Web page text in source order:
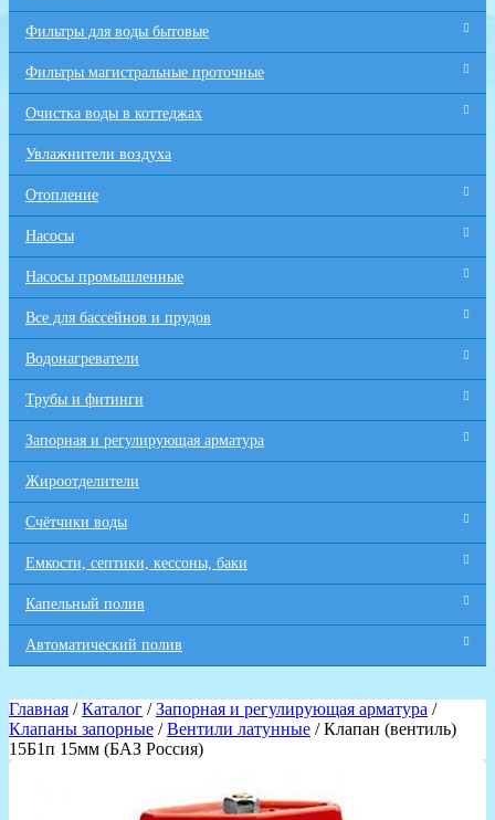
Фильтры для воды бытовые
Фильтры магистральные проточные
Очистка воды в коттеджах
Увлажнители воздуха
Отопление
Насосы
Насосы промышленные
Все для бaссейнов и прудов
Водонагреватели
Трубы и фитинги
Запорная и регулирующая арматура
Жироотделители
Счётчики воды
Емкости, септики, кессоны, баки
Капельный полив
Автоматический полив
Главная /Каталог /Запорная и регулирующая арматура /
Клапаны запорные /Вентили латунные / Клапан (вентиль)
15Б1п 15мм (БАЗ Россия)